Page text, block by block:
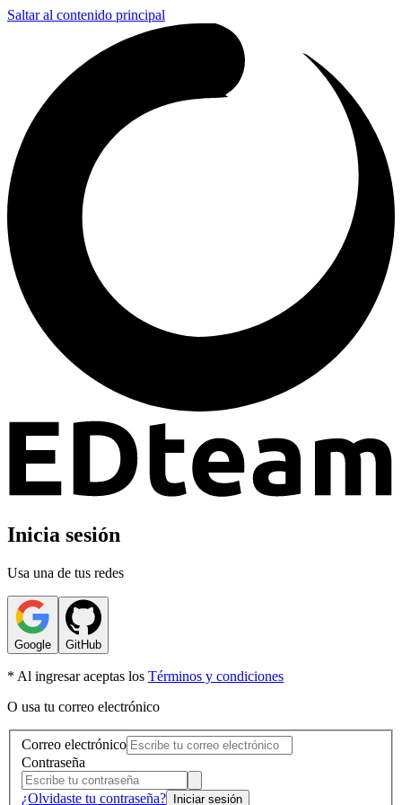
Saltar al contenido principal
Inicia sesión
Usa una de tus redes
Google GitHub
* Al ingresar aceptas los Términos y condiciones
O usa tu correo electrónico
Correo electrónico
Contraseña
¿Olvidaste tu contraseña? Iniciar sesión